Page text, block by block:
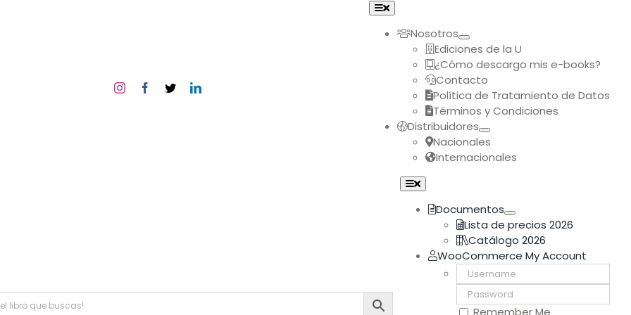
Toggle
Navigation
Nosotros
Ediciones de la U
¿Cómo descargo mis e-books?
Contacto
Política de Tratamiento de Datos
Términos y Condiciones
Distribuidores
Nacionales
Internacionales
Toggle
Navigation
Documentos
Lista de precios 2026
Catálogo 2026
WooCommerce My Account
Username:
Password:
Remember Me